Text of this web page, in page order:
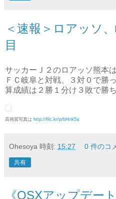
＜速報＞ロアッソ
目
サッカーＪ２のロアッソ熊本
ＦＣ岐阜と対戦、３対０で勝
算成績は２勝１分け３敗で勝ち
高画質写真は http://flic.kr/p/bHnk5a
Ohesoya 時刻: 15:27 0 件のコ
共有
《OSXアップデー